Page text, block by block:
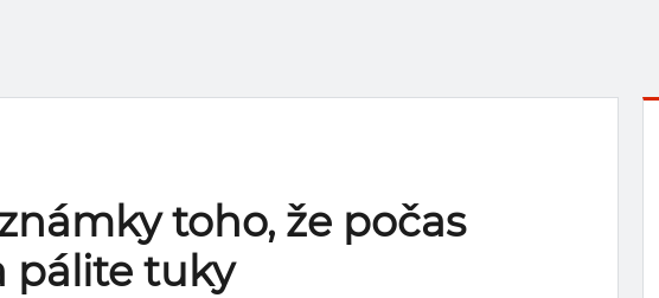
toho, že počas
pálite tuky